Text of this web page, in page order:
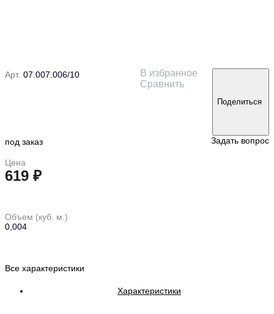
Арт. 07.007.006/10
В избранное
Сравнить
Поделиться
под заказ Задать вопрос
Цена
619 ₽
Объем (куб. м.)
0,004
Все характеристики
Характеристики